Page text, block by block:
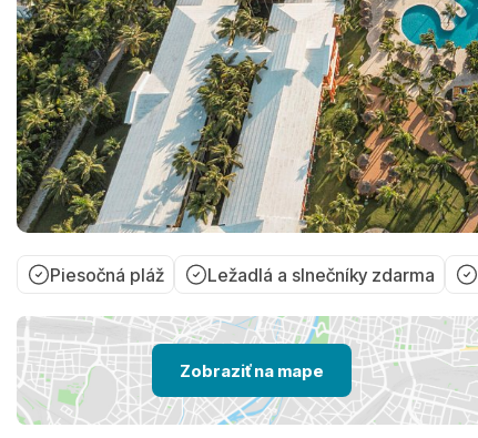
Piesočná pláž Ležadlá a slnečníky zdarma
Zobraziť na mape